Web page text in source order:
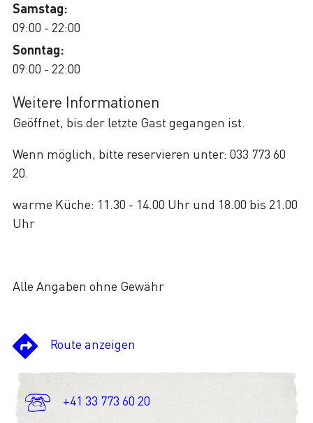
Route anzeigen
+41 33 773 60 20
Samstag:
09:00 - 22:00
Sonntag:
09:00 - 22:00
Weitere Informationen
Geöffnet, bis der letzte Gast gegangen ist.
Wenn möglich, bitte reservieren unter: 033 773 60
20.
warme Küche: 11.30 - 14.00 Uhr und 18.00 bis 21.00
Uhr
Alle Angaben ohne Gewähr